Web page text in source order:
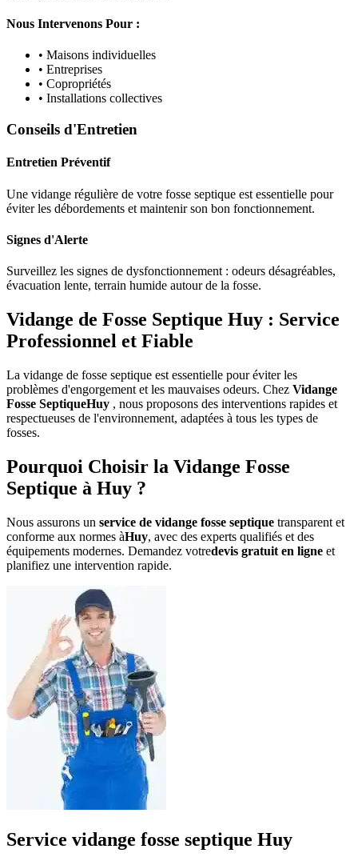
Nous Intervenons Pour :
• Maisons individuelles
• Entreprises
• Copropriétés
• Installations collectives
Conseils d'Entretien
Entretien Préventif
Une vidange régulière de votre fosse septique est essentielle pour
éviter les débordements et maintenir son bon fonctionnement.
Signes d'Alerte
Surveillez les signes de dysfonctionnement : odeurs désagréables,
évacuation lente, terrain humide autour de la fosse.
Vidange de Fosse Septique Huy : Service
Professionnel et Fiable
La vidange de fosse septique est essentielle pour éviter les
problèmes d'engorgement et les mauvaises odeurs. Chez Vidange
Fosse SeptiqueHuy , nous proposons des interventions rapides et
respectueuses de l'environnement, adaptées à tous les types de
fosses.
Pourquoi Choisir la Vidange Fosse
Septique à Huy ?
Nous assurons un service de vidange fosse septique transparent et
conforme aux normes àHuy, avec des experts qualifiés et des
équipements modernes. Demandez votredevis gratuit en ligne et
planifiez une intervention rapide.
Service vidange fosse septique Huy